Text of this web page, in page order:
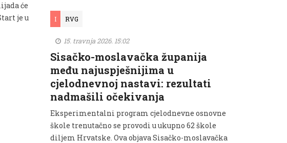
će
je u
I RVG
15. travnja 2026. 15:02
Sisačko-moslavačka županija
među najuspješnijima u
cjelodnevnoj nastavi: rezultati
nadmašili očekivanja
Eksperimentalni program cjelodnevne osnovne
škole trenutačno se provodi u ukupno 62 škole
diljem Hrvatske. Ova objava Sisačko-moslavačka